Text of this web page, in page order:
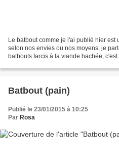
Le batbout comme je l'ai publié hier
selon nos envies ou nos moyens, je
batbouts farcis à la viande hachée,
Batbout (pain)
Publié le 23/01/2015 à 10:25
Par Rosa